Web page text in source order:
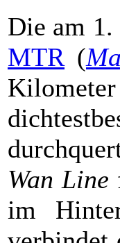
Die am
MTR (
Wan Line
im